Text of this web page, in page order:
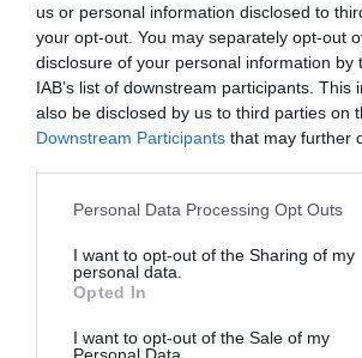
us or personal information disclosed to
your opt-out. You may separately opt-out
disclosure of your personal information by
IAB’s list of downstream participants. This
also be disclosed by us to third parties on
Downstream Participants that may further
Personal Data Processing Opt Outs
I want to opt-out of the Sharing of my
personal data.
Opted In
I want to opt-out of the Sale of my
Personal Data.